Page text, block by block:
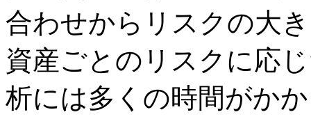
合わせからリスクの大
資産ごとのリスクに応
析には多くの時間がか